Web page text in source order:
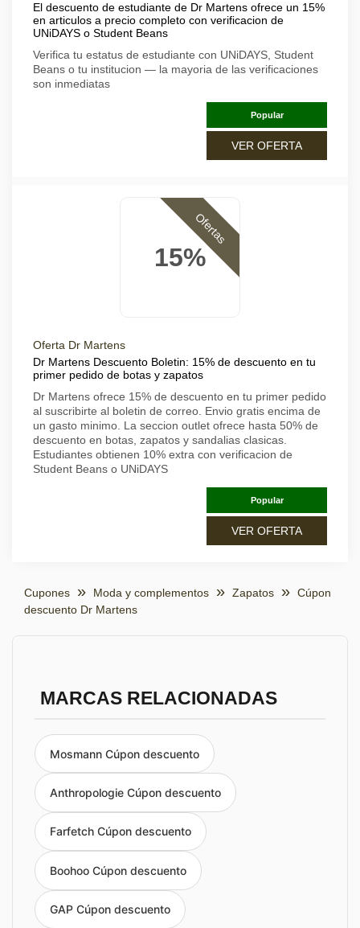
El descuento de estudiante de Dr Martens ofrece un 15%
en articulos a precio completo con verificacion de
UNiDAYS o Student Beans
Verifica tu estatus de estudiante con UNiDAYS, Student
Beans o tu institucion — la mayoria de las verificaciones
son inmediatas
Popular
VER OFERTA
15%
Ofertas
Oferta Dr Martens
Dr Martens Descuento Boletin: 15% de descuento en tu
primer pedido de botas y zapatos
Dr Martens ofrece 15% de descuento en tu primer pedido
al suscribirte al boletin de correo. Envio gratis encima de
un gasto minimo. La seccion outlet ofrece hasta 50% de
descuento en botas, zapatos y sandalias clasicas.
Estudiantes obtienen 10% extra con verificacion de
Student Beans o UNiDAYS
Popular
VER OFERTA
Cupones Moda y complementos Zapatos
Cúpon
descuento Dr Martens
MARCAS RELACIONADAS
Mosmann Cúpon descuento
Anthropologie Cúpon descuento
Farfetch Cúpon descuento
Boohoo Cúpon descuento
GAP Cúpon descuento